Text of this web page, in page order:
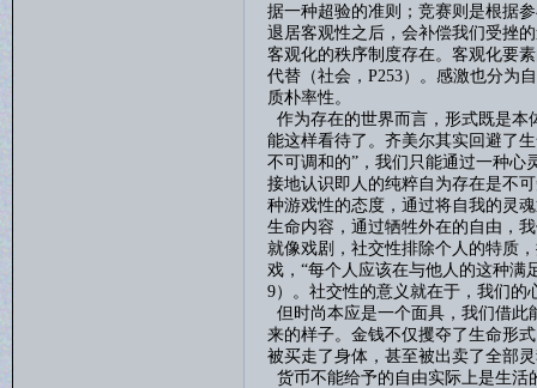
据一种超验的准则；竞赛则是根据
退居客观性之后，会补偿我们受挫
客观化的秩序制度存在。客观化要
代替（社会， P253）。感激也分为
质朴率性。
作为存在的世界而言，形式既是本
能这样看待了。齐美尔其实回避了
不可调和的”，我们只能通过一种心
接地认识即人的纯粹自为存在是不
种游戏性的态度，通过将自我的灵
生命内容 ， 通过牺牲外在的自由，
就像戏剧 ， 社交性排除个人的特质
戏， “每个人应该在与他人的这种满
9）。社交性的意义就在于，我们的
但时尚本应是一个面具，我们借
来的样子。金钱不仅攫夺了生命形
被买走了身体，甚至被出卖了全部
货币不能给予的自由实际上是生活